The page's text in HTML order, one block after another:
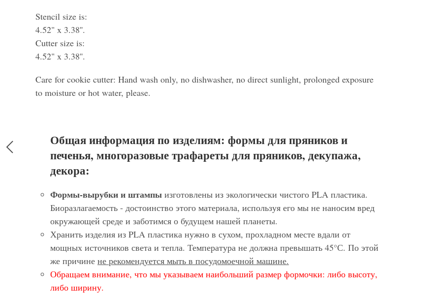
Stencil size is:
4.52" x 3.38''.
Cutter size is:
4.52" x 3.38''.
Care for cookie cutter: Hand wash only, no dishwasher, no direct sunlight, prolonged exposure
to moisture or hot water, please.
Общая информация по изделиям: формы для пряников и
печенья, многоразовые трафареты для пряников, декупажа,
декора:
Формы-вырубки и штампы изготовлены из экологически чистого PLA пластика.
Биоразлагаемость - достоинство этого материала, используя его мы не наносим вред
окружающей среде и заботимся о будущем нашей планеты.
Хранить изделия из PLA пластика нужно в сухом, прохладном месте вдали от
мощных источников света и тепла. Температура не должна превышать 45°С. По этой
же причине не рекомендуется мыть в посудомоечной машине.
Обращаем внимание, что мы указываем наибольший размер формочки: либо высоту,
либо ширину.